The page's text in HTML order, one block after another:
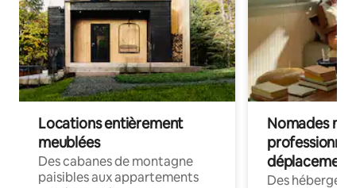
Locations entièrement
meublées
Des cabanes de montagne
paisibles aux appartements
Nomades
déplacement
Des